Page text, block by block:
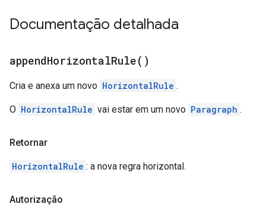
Documentação detalhada
appendHorizontalRule( )
Cria e anexa um novo HorizontalRule .
O HorizontalRule vai estar em um novo Paragraph .
Retornar
HorizontalRule : a nova regra horizontal.
Autorização